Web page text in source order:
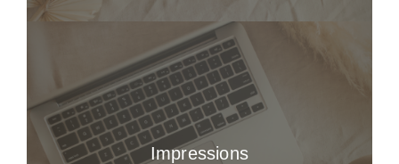
Impressions